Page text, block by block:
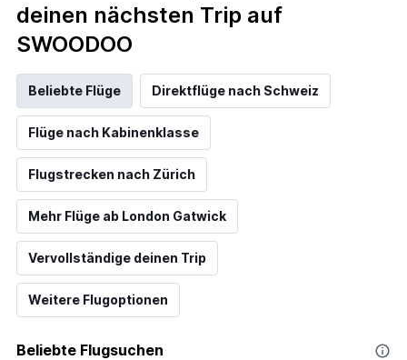
deinen nächsten Trip auf
SWOODOO
Beliebte Flüge Direktflüge nach Schweiz
Flüge nach Kabinenklasse
Flugstrecken nach Zürich
Mehr Flüge ab London Gatwick
Vervollständige deinen Trip
Weitere Flugoptionen
Beliebte Flugsuchen